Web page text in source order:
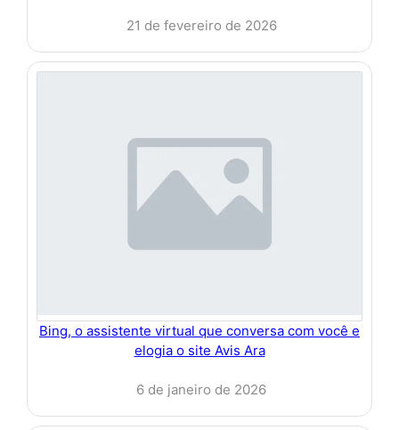
21 de fevereiro de 2026
Bing, o assistente virtual que conversa com você e
elogia o site Avis Ara
6 de janeiro de 2026